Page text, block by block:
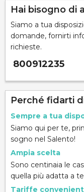
Hai bisogno di
Siamo a tua
domande, fornirti
richieste.
800912235
Perché fidarti
Sempre a tua
Siamo qui per te,
sogno nel Salento!
Ampia scelta
Sono centinaia le
quella più adatta a te
Tariffe